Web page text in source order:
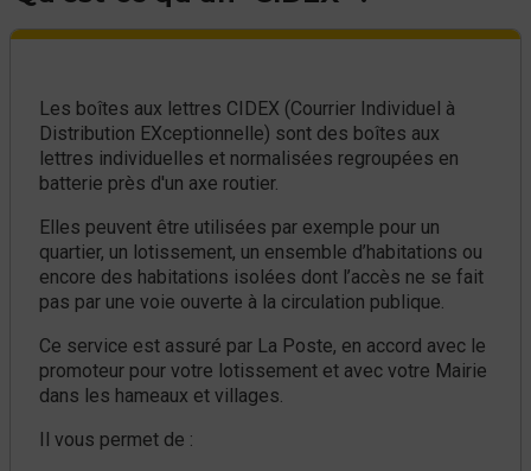
Les boîtes aux lettres CIDEX (Courrier Individuel à
Distribution EXceptionnelle) sont des boîtes aux
lettres individuelles et normalisées regroupées en
batterie près d'un axe routier.
Elles peuvent être utilisées par exemple pour un
quartier, un lotissement, un ensemble d’habitations ou
encore des habitations isolées dont l’accès ne se fait
pas par une voie ouverte à la circulation publique.
Ce service est assuré par La Poste, en accord avec le
promoteur pour votre lotissement et avec votre Mairie
dans les hameaux et villages.
Il vous permet de :